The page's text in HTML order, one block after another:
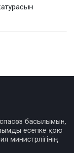
басылымын,
есепке қою
министрлігінің